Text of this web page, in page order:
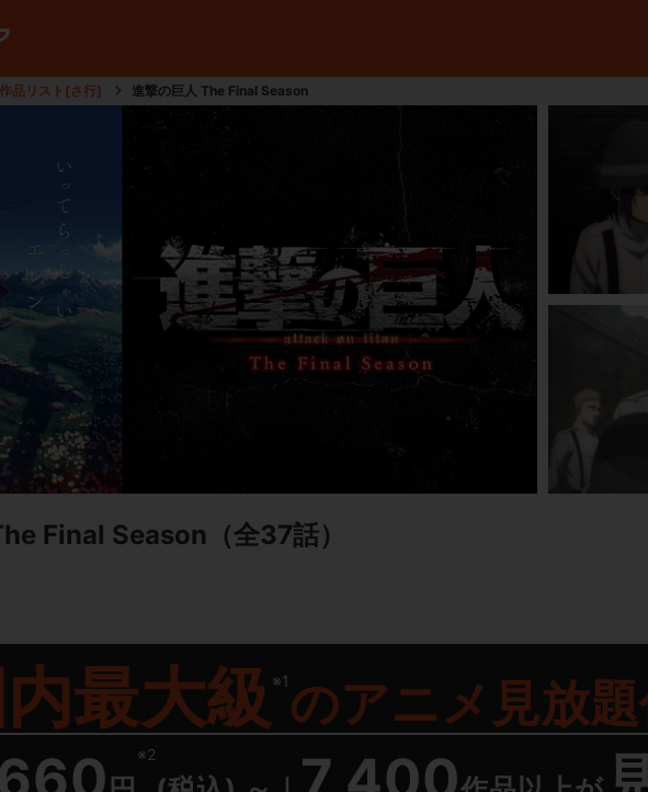
品リスト[さ行] 進撃の巨人 The Final Season
Final Season （全37話）
内最大級 ※1 のアニメ見放
※2 7,400